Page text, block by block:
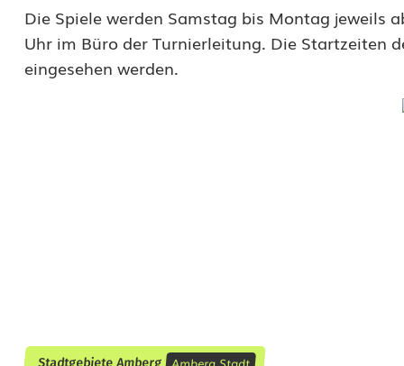
g
e
p
z
Die Spiele werden Samstag bis Montag jeweils
Uhr im Büro der Turnierleitung. Die Startzeiten
eingesehen werden.
Stadtgebiete Amberg